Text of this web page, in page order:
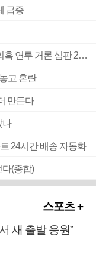
급증
■ 축구협회 ‘성 접대’ 의혹 일파만파…日도 의혹 연루 거론 심판 2명 조사
고 혼란
만든다
나
24시간 배송 자동화
(종합)
스포츠 +
새 출발 응원”